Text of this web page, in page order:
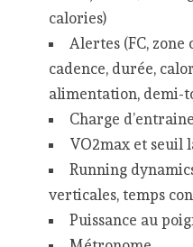
calories)
Alertes (FC,
cadence, durée,
alimentation, demi-
Charge
VO2max et seuil
Running
verticales, temps
Puissance au